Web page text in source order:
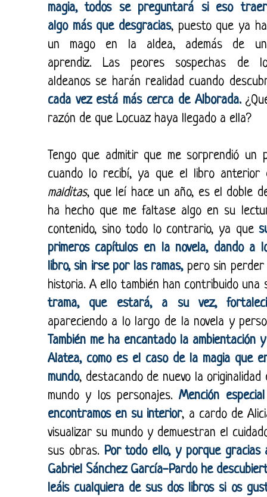
magia, todos se preguntará si eso
algo más que desgracias, puesto que ya
un mago en la aldea, además de
aprendiz. Las peores sospechas de
aldeanos se harán realidad cuando
cada vez está más cerca de Alborada.
razón de que Locuaz haya llegado a ella?
Tengo que admitir que me sorprendió
cuando lo recibí, ya que el libro
malditas, que leí hace un año, es el doble
ha hecho que me faltase algo en su
contenido, sino todo lo contrario, ya que
primeros capítulos en la novela, dando a
libro, sin irse por las ramas, pero sin
historia. A ello también han contribuido
trama, que estará, a su vez,
apareciendo a lo largo de la novela y
También me ha encantado la
Alatea, como es el caso de la magia que
mundo, destacando de nuevo la
mundo y los personajes.Mención
encontramos en su interior, a cardo de
visualizar su mundo y demuestran el
sus obras. Por todo ello, y porque
Gabriel Sánchez García-Pardo he
leáis cualquiera de sus dos libros si os